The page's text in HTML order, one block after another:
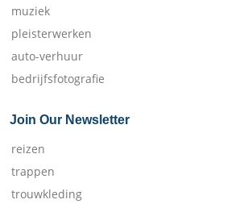
muziek
pleisterwerken
auto-verhuur
bedrijfsfotografie
Join Our Newsletter
reizen
trappen
trouwkleding